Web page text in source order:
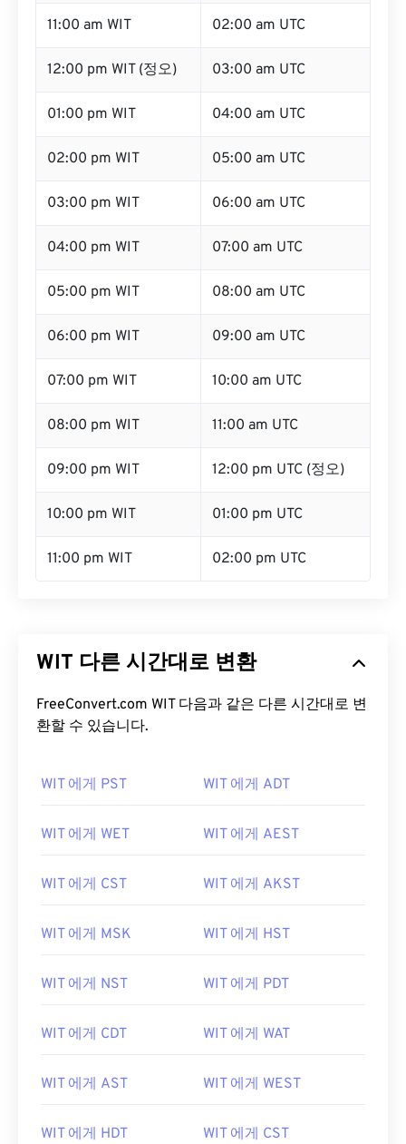
11:00 am WIT 02:00 am UTC
12:00 pm WIT (정오) 03:00 am UTC
01:00 pm WIT 04:00 am UTC
02:00 pm WIT 05:00 am UTC
03:00 pm WIT 06:00 am UTC
04:00 pm WIT 07:00 am UTC
05:00 pm WIT 08:00 am UTC
06:00 pm WIT 09:00 am UTC
07:00 pm WIT 10:00 am UTC
08:00 pm WIT 11:00 am UTC
09:00 pm WIT 12:00 pm UTC (정오)
10:00 pm WIT 01:00 pm UTC
11:00 pm WIT 02:00 pm UTC
WIT 다른 시간대로 변환
FreeConvert.com WIT 다음과 같은 다른 시간대로 변
환할 수 있습니다.
WIT 에게 PST WIT 에게 ADT
WIT 에게 WET WIT 에게 AEST
WIT 에게 CST WIT 에게 AKST
WIT 에게 MSK WIT 에게 HST
WIT 에게 NST WIT 에게 PDT
WIT 에게 CDT WIT 에게 WAT
WIT 에게 AST WIT 에게 WEST
WIT 에게 HDT WIT 에게 CST